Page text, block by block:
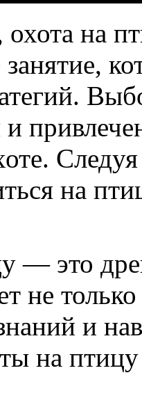
охота на
занятие,
и
на
— это
не
и
на птицу